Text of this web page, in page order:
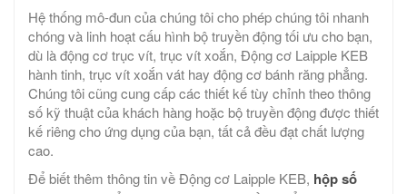
Hệ thống mô-đun của chúng tôi cho phép chúng tôi nhanh
chóng và linh hoạt cấu hình bộ truyền động tối ưu cho bạn,
dù là động cơ trục vít, trục vít xoắn, Động cơ Laipple KEB
hành tinh, trục vít xoắn vát hay động cơ bánh răng phẳng.
Chúng tôi cũng cung cấp các thiết kế tùy chỉnh theo thông
số kỹ thuật của khách hàng hoặc bộ truyền động được thiết
kế riêng cho ứng dụng của bạn, tất cả đều đạt chất lượng
cao.
Để biết thêm thông tin về Động cơ Laipple KEB, hộp số